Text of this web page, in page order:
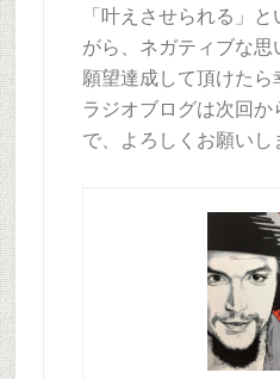
「叶えさせられる」
がら、ネガティブな思
願望達成して頂けた
ラジオブログは次回
で、よろしくお願いし